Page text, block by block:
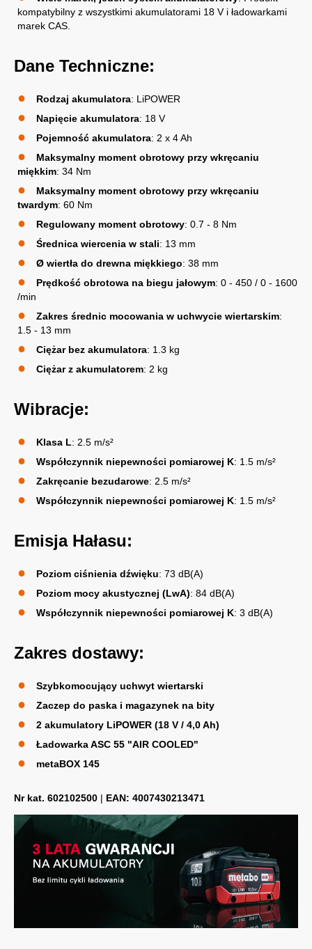
kompatybilny z wszystkimi akumulatorami 18 V i ładowarkami
marek CAS.
Dane Techniczne:
Rodzaj akumulatora: LiPOWER
Napięcie akumulatora: 18 V
Pojemność akumulatora: 2 x 4 Ah
Maksymalny moment obrotowy przy wkręcaniu
miękkim: 34 Nm
Maksymalny moment obrotowy przy wkręcaniu
twardym: 60 Nm
Regulowany moment obrotowy: 0.7 - 8 Nm
Średnica wiercenia w stali: 13 mm
Ø wiertła do drewna miękkiego: 38 mm
Prędkość obrotowa na biegu jałowym: 0 - 450 / 0 - 1600
/min
Zakres średnic mocowania w uchwycie wiertarskim:
1.5 - 13 mm
Ciężar bez akumulatora: 1.3 kg
Ciężar z akumulatorem: 2 kg
Wibracje:
Klasa L: 2.5 m/s²
Współczynnik niepewności pomiarowej K: 1.5 m/s²
Zakręcanie bezudarowe: 2.5 m/s²
Współczynnik niepewności pomiarowej K: 1.5 m/s²
Emisja Hałasu:
Poziom ciśnienia dźwięku: 73 dB(A)
Poziom mocy akustycznej (LwA): 84 dB(A)
Współczynnik niepewności pomiarowej K: 3 dB(A)
Zakres dostawy:
Szybkomocujący uchwyt wiertarski
Zaczep do paska i magazynek na bity
2 akumulatory LiPOWER (18 V / 4,0 Ah)
Ładowarka ASC 55 "AIR COOLED"
metaBOX 145
Nr kat. 602102500 | EAN: 4007430213471